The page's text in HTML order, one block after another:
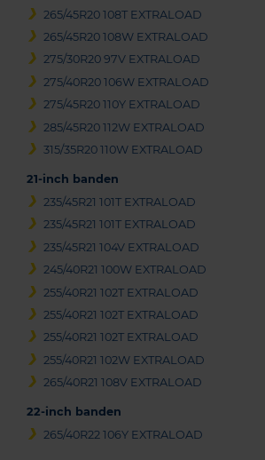
265/45R20 108T EXTRALOAD
265/45R20 108W EXTRALOAD
275/30R20 97V EXTRALOAD
275/40R20 106W EXTRALOAD
275/45R20 110Y EXTRALOAD
285/45R20 112W EXTRALOAD
315/35R20 110W EXTRALOAD
21-inch banden
235/45R21 101T EXTRALOAD
235/45R21 101T EXTRALOAD
235/45R21 104V EXTRALOAD
245/40R21 100W EXTRALOAD
255/40R21 102T EXTRALOAD
255/40R21 102T EXTRALOAD
255/40R21 102T EXTRALOAD
255/40R21 102W EXTRALOAD
265/40R21 108V EXTRALOAD
22-inch banden
265/40R22 106Y EXTRALOAD